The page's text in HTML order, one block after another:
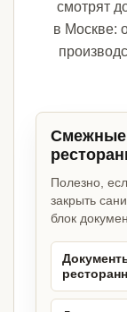
смотрят
в Москве:
Смежные
Полезно,
закрыть
блок